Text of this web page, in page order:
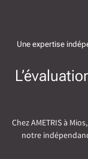
Une expertise
Chez AMETRIS à
notre